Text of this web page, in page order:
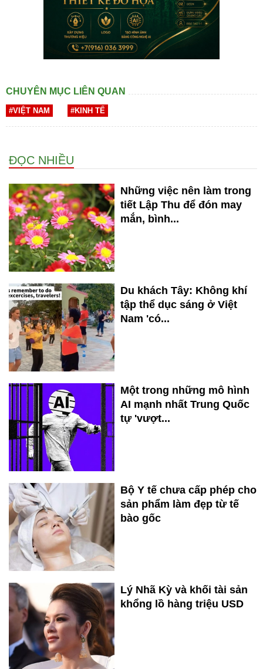
CHUYÊN MỤC LIÊN QUAN
#VIỆT NAM #KINH TẾ
ĐỌC NHIỀU
Những việc nên làm trong
tiết Lập Thu để đón may
mắn, bình...
Du khách Tây: Không khí
tập thể dục sáng ở Việt
Nam 'có...
Một trong những mô hình
AI mạnh nhất Trung Quốc
tự 'vượt...
Bộ Y tế chưa cấp phép cho
sản phẩm làm đẹp từ tế
bào gốc
Lý Nhã Kỳ và khối tài sản
khổng lồ hàng triệu USD